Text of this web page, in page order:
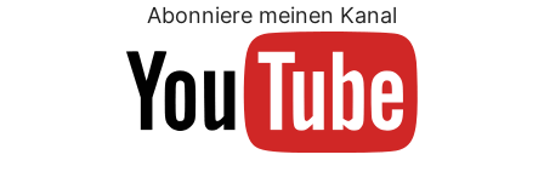
Abonniere meinen Kanal